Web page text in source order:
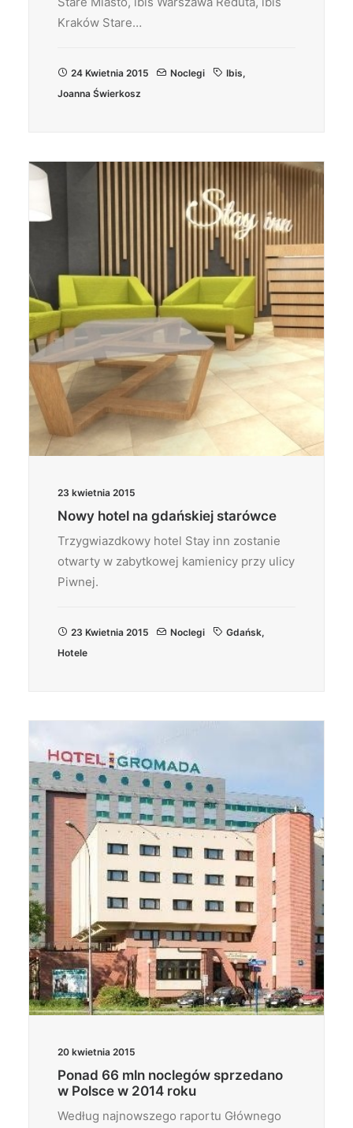
Kraków Stare…
24 Kwietnia 2015 Noclegi Ibis,
Joanna Świerkosz
23 kwietnia 2015
Nowy hotel na gdańskiej starówce
Trzygwiazdkowy hotel Stay inn zostanie
otwarty w zabytkowej kamienicy przy ulicy
Piwnej.
23 Kwietnia 2015 Noclegi Gdańsk,
Hotele
20 kwietnia 2015
Ponad 66 mln noclegów sprzedano
w Polsce w 2014 roku
Według najnowszego raportu Głównego